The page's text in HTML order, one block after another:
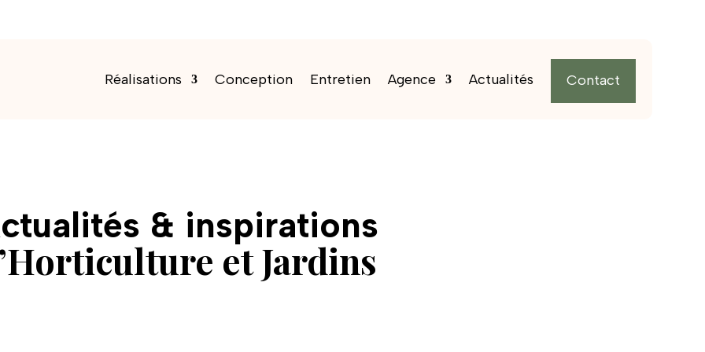
Réalisations Conception Entretien Agence Actualités Contact
& inspirations
et Jardins